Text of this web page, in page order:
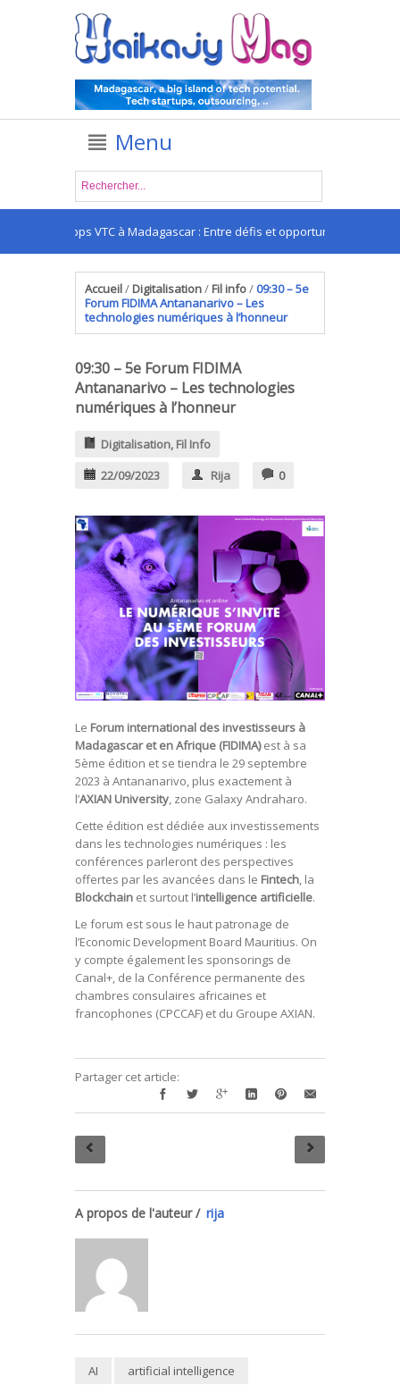
Menu
Les apps VTC à Madagascar : Entre défis et opportunités
Accueil/ Digitalisation/ Fil info/09:30 – 5e
Forum FIDIMA Antananarivo – Les
technologies numériques à l’honneur
09:30 – 5e Forum FIDIMA
Antananarivo – Les technologies
numériques à l’honneur
Digitalisation, Fil Info
22/09/2023
Rija 0
Le Forum international des investisseurs à
Madagascar et en Afrique (FIDIMA)est à sa
5ème édition et se tiendra le 29 septembre
2023 à Antananarivo, plus exactement à
l’AXIAN University, zone Galaxy Andraharo.
Cette édition est dédiée aux investissements
dans les technologies numériques : les
conférences parleront des perspectives
offertes par les avancées dans le Fintech, la
Blockchain et surtout l’intelligence artificielle.
Le forum est sous le haut patronage de
l’Economic Development Board Mauritius. On
y compte également les sponsorings de
Canal+, de la Conférence permanente des
chambres consulaires africaines et
francophones (CPCCAF) et du Groupe AXIAN.
Partager cet article:
A propos de l'auteur / rija
AI
artificial intelligence